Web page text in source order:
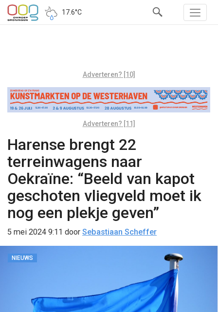
17.6°C
Adverteren? [10]
Adverteren? [11]
Harense brengt 22
terreinwagens naar
Oekraïne: “Beeld van kapot
geschoten vliegveld moet ik
nog een plekje geven”
5 mei 2024 9:11 door Sebastiaan Scheffer
NIEUWS